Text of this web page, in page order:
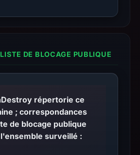
DE BLOCAGE PUBLIQUE
répertorie ce
; correspondances
de blocage publique
surveillé :